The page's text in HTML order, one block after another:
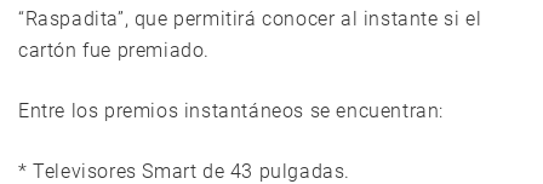
“Raspadita”, que permitirá conocer al instante si el
cartón fue premiado.
Entre los premios instantáneos se encuentran:
* Televisores Smart de 43 pulgadas.